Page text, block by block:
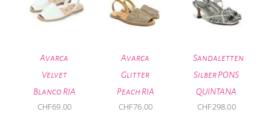
Avarca
Velvet
Blanco RIA
CHF69.00
Avarca
Glitter
Peach RIA
CHF76.00
Sandaletten
Silber PONS
QUINTANA
CHF298.00